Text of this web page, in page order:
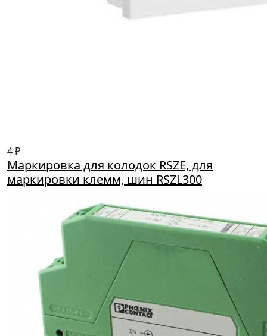
4 ₽
Маркировка для колодок RSZE, для
маркировки клемм, шин RSZL300